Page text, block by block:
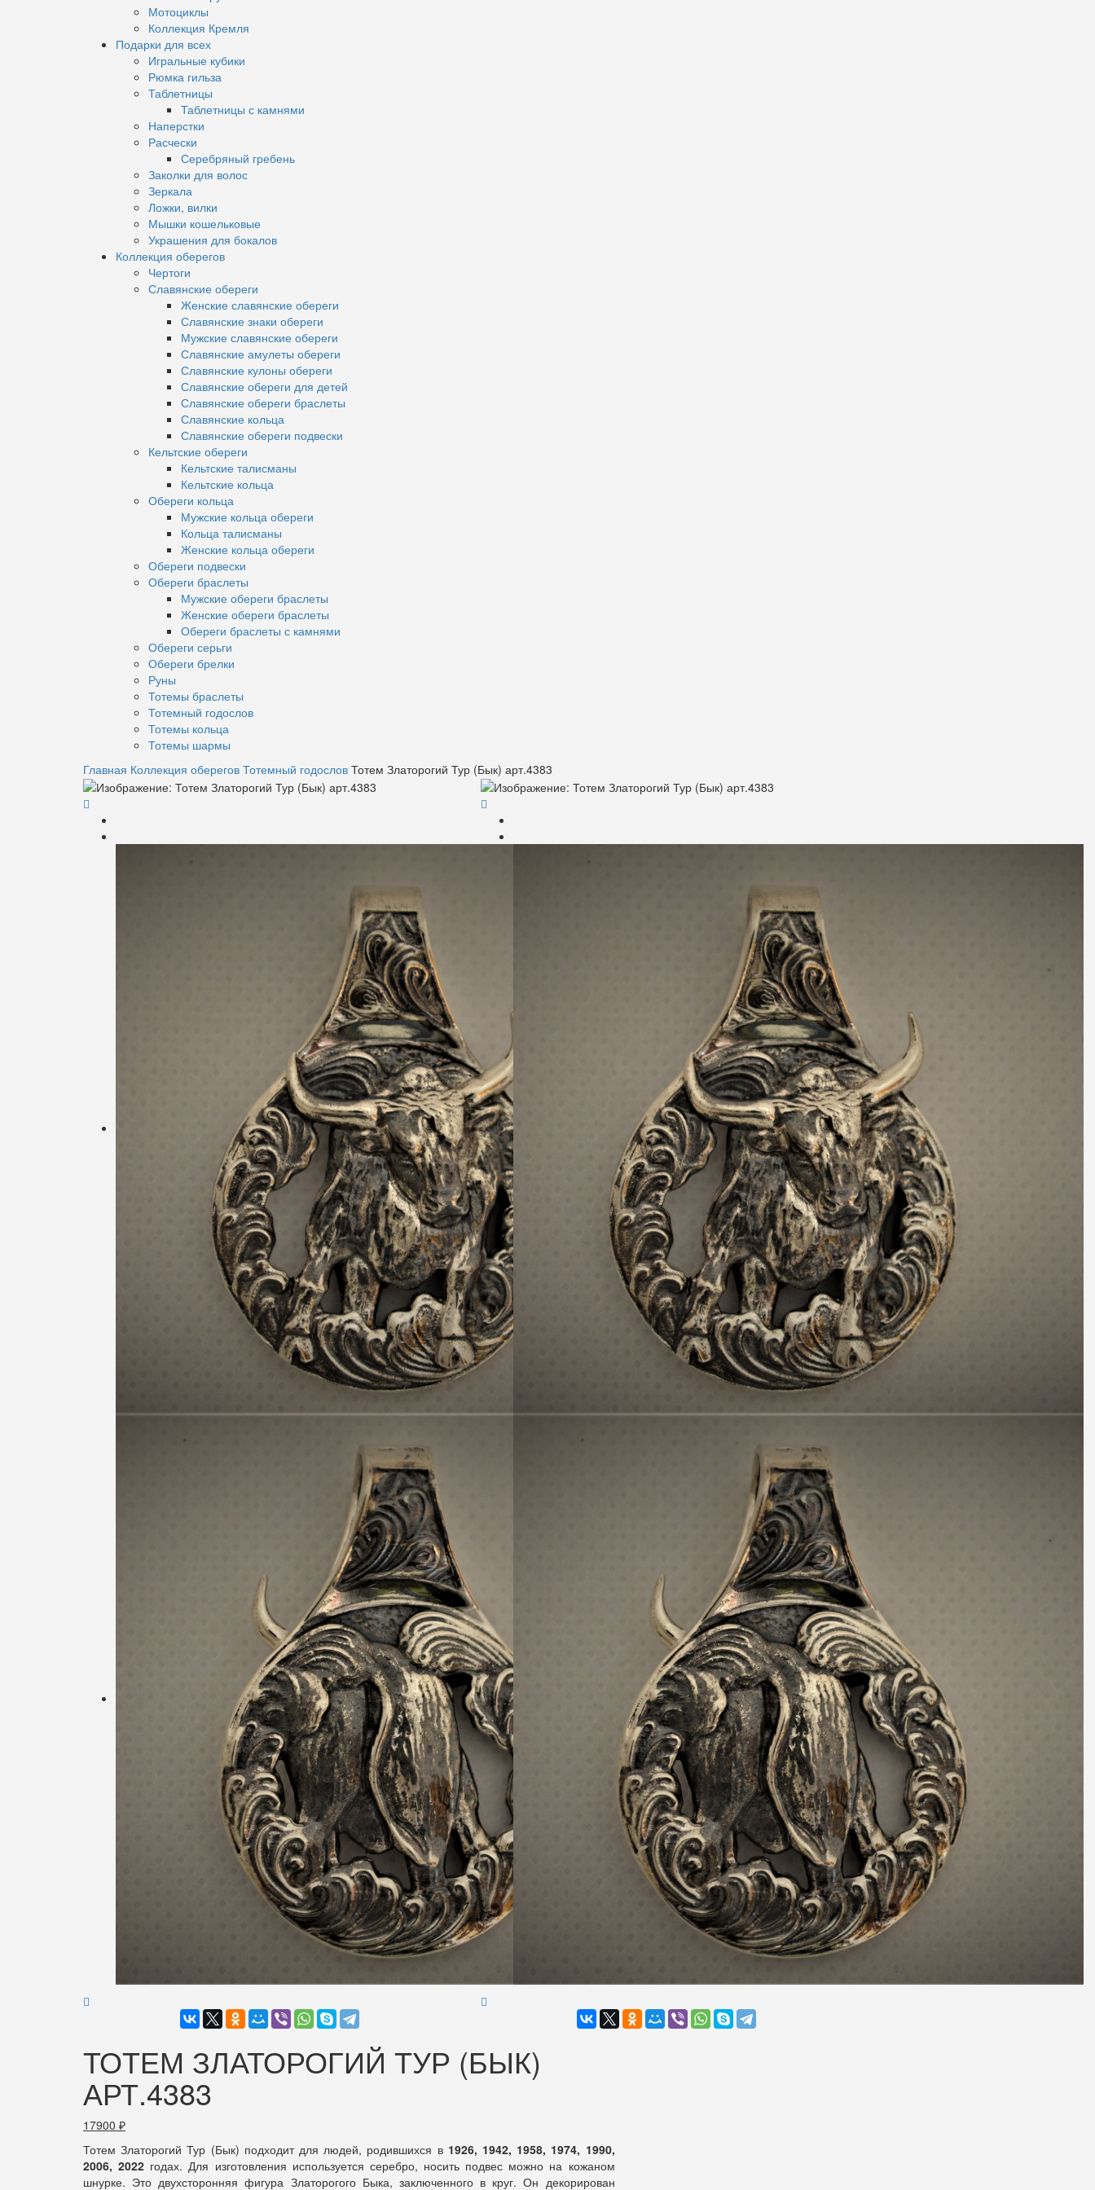
Мотоциклы
Коллекция Кремля
Подарки для всех
Игральные кубики
Рюмка гильза
Таблетницы
Таблетницы с камнями
Наперстки
Расчески
Серебряный гребень
Заколки для волос
Зеркала
Ложки, вилки
Мышки кошельковые
Украшения для бокалов
Коллекция оберегов
Чертоги
Славянские обереги
Женские славянские обереги
Славянские знаки обереги
Мужские славянские обереги
Славянские амулеты обереги
Славянские кулоны обереги
Славянские обереги для детей
Славянские обереги браслеты
Славянские кольца
Славянские обереги подвески
Кельтские обереги
Кельтские талисманы
Кельтские кольца
Обереги кольца
Мужские кольца обереги
Кольца талисманы
Женские кольца обереги
Обереги подвески
Обереги браслеты
Мужские обереги браслеты
Женские обереги браслеты
Обереги браслеты с камнями
Обереги серьги
Обереги брелки
Руны
Тотемы браслеты
Тотемный годослов
Тотемы кольца
Тотемы шармы
Главная Коллекция оберегов Тотемный годослов Тотем Златорогий Тур (Бык) арт.4383
ТОТЕМ ЗЛАТОРОГИЙ ТУР (БЫК)
АРТ.4383
17900 ₽
Тотем Златорогий Тур (Бык) подходит для людей, родившихся в 1926, 1942, 1958, 1974, 1990,
2006, 2022 годах. Для изготовления используется серебро, носить подвес можно на кожаном
шнурке. Это двухсторонняя фигура Златорогого Быка, заключенного в круг. Он декорирован